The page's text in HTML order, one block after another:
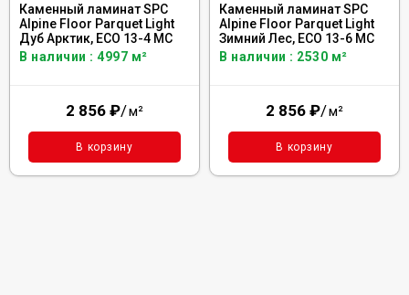
Каменный ламинат SPC
Alpine Floor Parquet Light
Дуб Арктик, ЕСО 13-4 MC
В наличии : 4997 м²
2 856 ₽/м²
В корзину
Каменный ламинат SPC
Alpine Floor Parquet Light
Зимний Лес, ЕСО 13-6 MC
В наличии : 2530 м²
2 856 ₽/м²
В корзину